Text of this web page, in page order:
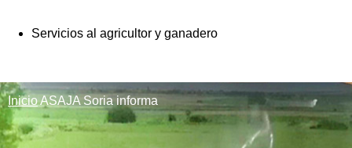
Servicios al agricultor y ganadero
InicioASAJA Soria informa